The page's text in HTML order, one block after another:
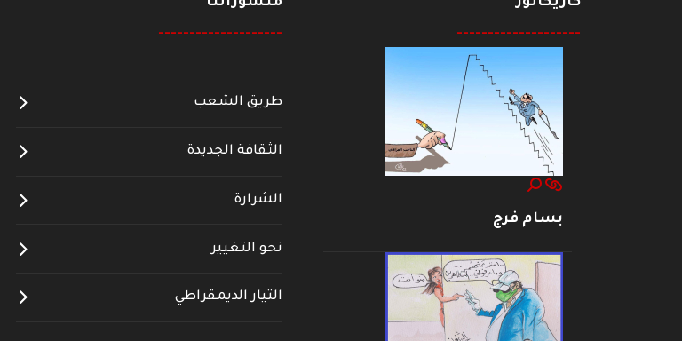
--------------------
بسام فرج
--------------------
طريق الشعب
الثقافة الجديدة
الشرارة
نحو التغيير
التيار الديمقراطي